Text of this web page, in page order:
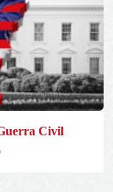
Civil